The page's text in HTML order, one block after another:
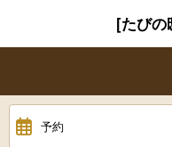
[たびの
予約